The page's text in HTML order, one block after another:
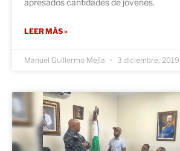
apresados cantidades de jóvenes.
LEER MÁS »
Manuel Guillermo Mejía 3 diciembre, 2019